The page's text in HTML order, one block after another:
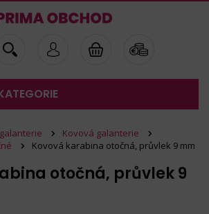
Kovová galanterie
Kovová karabina otočná, průvlek 9 mm
otočná, průvlek 9